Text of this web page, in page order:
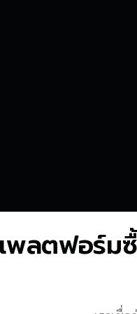
พลตฟอร์ม